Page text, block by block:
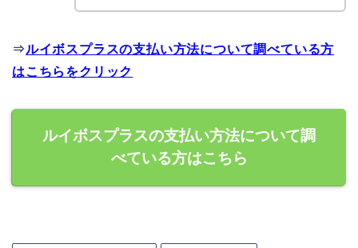
⇒ルイボスプラスの支払い方法について調べている方
はこちらをクリック
ルイボスプラスの支払い方法について調
べている方はこちら